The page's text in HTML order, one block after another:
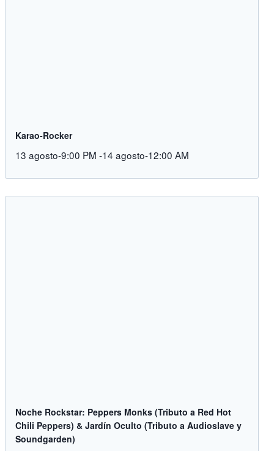
Karao-Rocker
13 agosto-9:00 PM -14 agosto-12:00 AM
Noche Rockstar: Peppers Monks (Tributo a Red Hot
Chili Peppers) & Jardín Oculto (Tributo a Audioslave y
Soundgarden)